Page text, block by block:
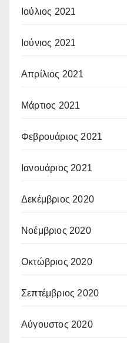
Ιούλιος 2021
Ιούνιος 2021
Απρίλιος 2021
Μάρτιος 2021
Φεβρουάριος 2021
Ιανουάριος 2021
Δεκέμβριος 2020
Νοέμβριος 2020
Οκτώβριος 2020
Σεπτέμβριος 2020
Αύγουστος 2020